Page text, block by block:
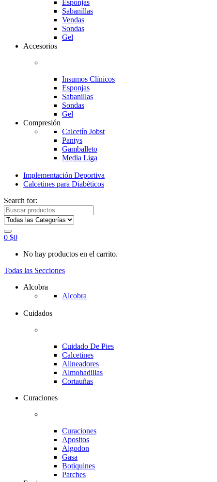
Esponjas
Sabanillas
Vendas
Sondas
Gel
Accesorios
Insumos Clínicos
Esponjas
Sabanillas
Sondas
Gel
Compresión
Calcetín Jobst
Pantys
Gamballeto
Media Liga
Implementación Deportiva
Calcetines para Diabéticos
Search for:
0 $0
No hay productos en el carrito.
Todas las Secciones
Alcobra
Alcobra
Cuidados
Cuidado De Pies
Calcetines
Alineadores
Almohadillas
Cortauñas
Curaciones
Curaciones
Apositos
Algodon
Gasa
Botiquines
Parches